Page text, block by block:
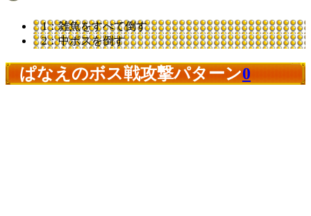
1：雑魚をすべて倒す
2：中ボスを倒す
ぱなえのボス戦攻撃パターン0